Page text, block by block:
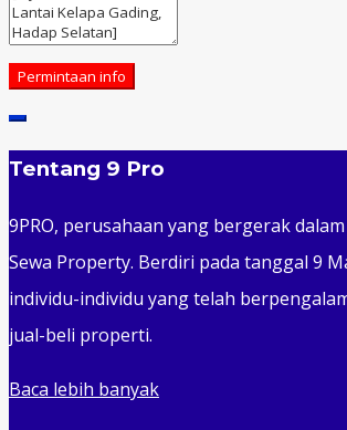
Permintaan info
Tentang 9 Pro
9PRO, perusahaan yang bergerak
Sewa Property. Berdiri pada tanggal 9
individu-individu yang telah
jual-beli properti.
Baca lebih banyak